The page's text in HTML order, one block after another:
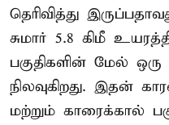
தெரிவித்து
சுமார் 5.8 கிமீ
பகுதிகளின் மேல்
நிலவுகிறது. இதன்
மற்றும் காரைக்கால்